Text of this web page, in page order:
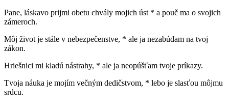
Pane, láskavo prijmi obetu chvály mojich úst * a pouč ma o svojich
zámeroch.
Môj život je stále v nebezpečenstve, * ale ja nezabúdam na tvoj
zákon.
Hriešnici mi kladú nástrahy, * ale ja neopúšťam tvoje príkazy.
Tvoja náuka je mojím večným dedičstvom, * lebo je slasťou môjmu
srdcu.